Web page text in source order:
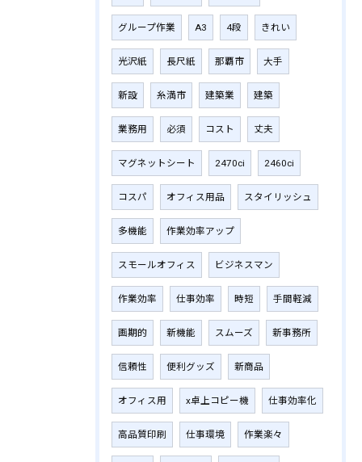
グループ作業 A3 4段 きれい
光沢紙 長尺紙 那覇市 大手
新設 糸満市 建築業 建築
業務用 必須 コスト 丈夫
マグネットシート 2470ci 2460ci
コスパ オフィス用品 スタイリッシュ
多機能 作業効率アップ
スモールオフィス ビジネスマン
作業効率 仕事効率 時短 手間軽減
画期的 新機能 スムーズ 新事務所
信頼性 便利グッズ 新商品
オフィス用 x卓上コピー機 仕事効率化
高品質印刷 仕事環境 作業楽々